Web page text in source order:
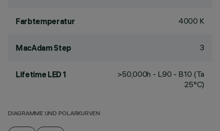
Farbtemperatur 4000 K
MacAdam Step 3
Lifetime LED 1
>50,000h - L90 - B10 (Ta
25°C)
DIAGRAMME UND POLARKURVEN